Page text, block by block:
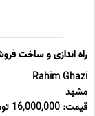
راه اندازی و ساخت
Rahim Ghazi
مشهد
قیمت: 16,000,000 تومان